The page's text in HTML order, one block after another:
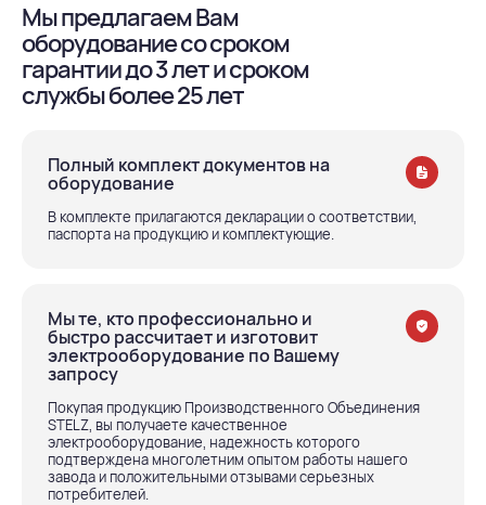
Мы предлагаем Вам
оборудование со сроком
гарантии до 3 лет и сроком
службы более 25 лет
Полный комплект документов на
оборудование
В комплекте прилагаются декларации о соответствии,
паспорта на продукцию и комплектующие.
Мы те, кто профессионально и
быстро рассчитает и изготовит
электрооборудование по Вашему
запросу
Покупая продукцию Производственного Объединения
STELZ, вы получаете качественное
электрооборудование, надежность которого
подтверждена многолетним опытом работы нашего
завода и положительными отзывами серьезных
потребителей.